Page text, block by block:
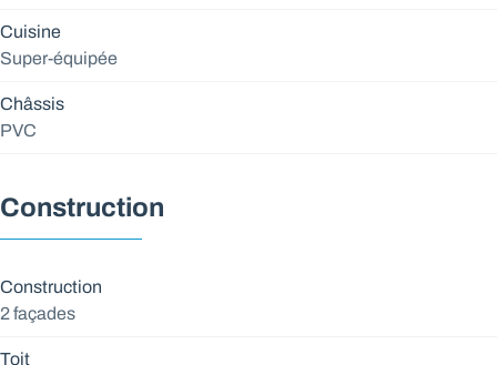
Cuisine
Super-équipée
Châssis
PVC
Construction
Construction
2 façades
Toit